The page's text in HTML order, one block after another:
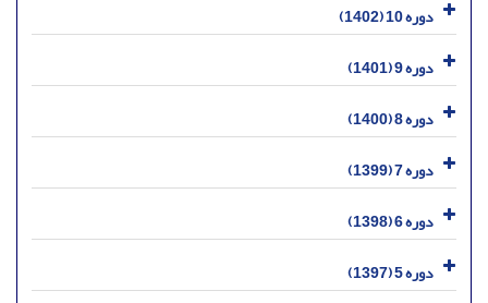
دوره 10 (1402)
دوره 9 (1401)
دوره 8 (1400)
دوره 7 (1399)
دوره 6 (1398)
دوره 5 (1397)